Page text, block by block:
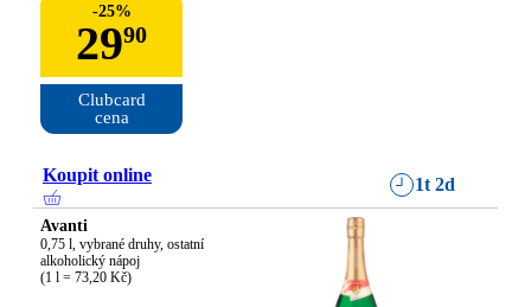
-25%
2990
Clubcard
cena
Koupit online 1t 2d
Avanti
0,75 l, vybrané druhy, ostatní
alkoholický nápoj
(1 l = 73,20 Kč)